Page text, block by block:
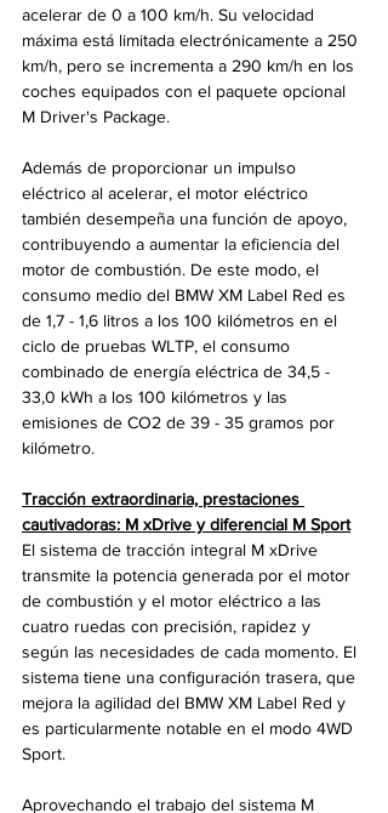
acelerar de 0 a 100 km/h. Su velocidad
máxima está limitada electrónicamente a 250
km/h, pero se incrementa a 290 km/h en los
coches equipados con el paquete opcional
M Driver's Package.
Además de proporcionar un impulso
eléctrico al acelerar, el motor eléctrico
también desempeña una función de apoyo,
contribuyendo a aumentar la eficiencia del
motor de combustión. De este modo, el
consumo medio del BMW XM Label Red es
de 1,7 - 1,6 litros a los 100 kilómetros en el
ciclo de pruebas WLTP, el consumo
combinado de energía eléctrica de 34,5 -
33,0 kWh a los 100 kilómetros y las
emisiones de CO2 de 39 - 35 gramos por
kilómetro.
Tracción extraordinaria, prestaciones
cautivadoras: M xDrive y diferencial M Sport
El sistema de tracción integral M xDrive
transmite la potencia generada por el motor
de combustión y el motor eléctrico a las
cuatro ruedas con precisión, rapidez y
según las necesidades de cada momento. El
sistema tiene una configuración trasera, que
mejora la agilidad del BMW XM Label Red y
es particularmente notable en el modo 4WD
Sport.
Aprovechando el trabajo del sistema M